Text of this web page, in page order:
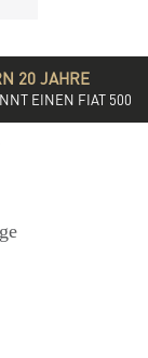
20 JAHRE
EINEN FIAT 500